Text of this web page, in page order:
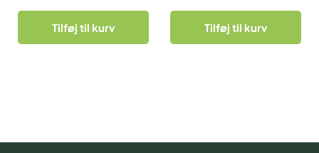
Tilføj til kurv Tilføj til kurv